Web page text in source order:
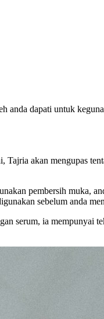
anda dapati untuk
Tajria akan mengupas
pembersih muka,
sebelum anda
serum, ia mempunyai